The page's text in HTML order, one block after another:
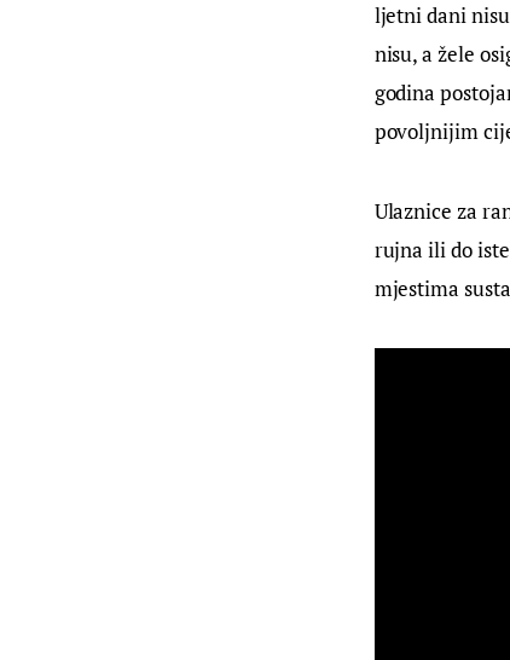
ljetni dani
nisu, a žele
godina
povoljnijim
Ulaznice za
rujna ili do
mjestima